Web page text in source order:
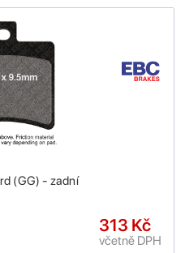
(GG) - zadní
313 Kč
včetně DPH